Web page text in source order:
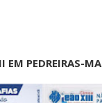
EM PEDREIRAS-MA